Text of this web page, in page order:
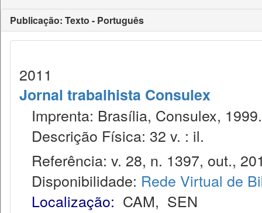
Publicação: Texto - Português
2011
Jornal trabalhista Consulex
Imprenta: Brasília, Consulex, 1999.
Descrição Física: 32 v. : il.
Referência: v. 28, n. 1397, out.,
Disponibilidade: Rede Virtual de
Localização: CAM, SEN